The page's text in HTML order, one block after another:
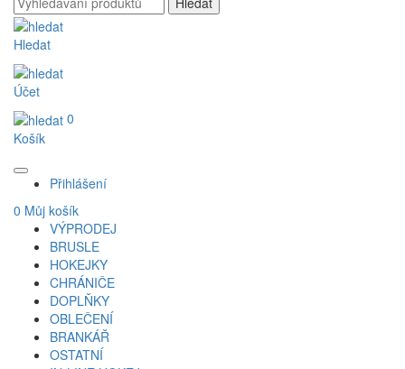
Hledat
Účet
0
Košík
Přihlášení
0 Můj košík
VÝPRODEJ
BRUSLE
HOKEJKY
CHRÁNIČE
DOPLŇKY
OBLEČENÍ
BRANKÁŘ
OSTATNÍ